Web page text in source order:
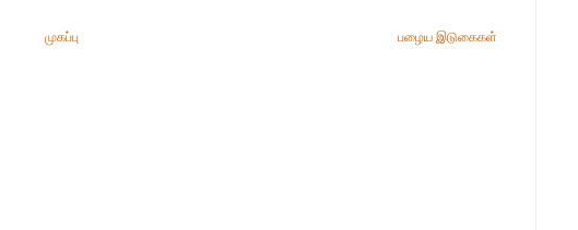
பழைய இடுகைகள்
முகப்பு